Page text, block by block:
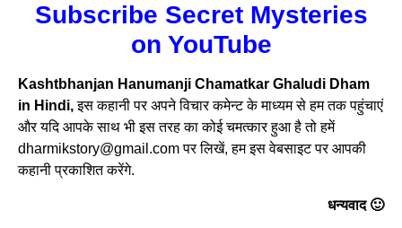
Subscribe Secret Mysteries
on YouTube
Kashtbhanjan Hanumanji Chamatkar Ghaludi Dham
in Hindi,इस कहानी पर अपने विचार कमेन्ट के माध्यम से हम तक पहुंचाएं
और यदि आपके साथ भी इस तरह का कोई चमत्कार हुआ है तो हमें
dharmikstory@gmail.com पर लिखें, हम इस वेबसाइट पर आपकी
कहानी प्रकाशित करेंगे.
धन्यवाद 🙂